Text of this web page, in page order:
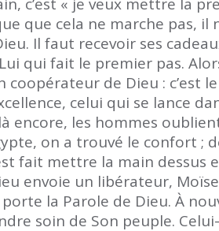
que cela ne marche pas,
Il faut recevoir ses
Lui qui fait le premier pas.
de Dieu : c’est
celui qui se lance
encore, les hommes
on a trouvé le confort ;
fait mettre la main dessus
envoie un libérateur,
la Parole de Dieu. À
soin de Son peuple.